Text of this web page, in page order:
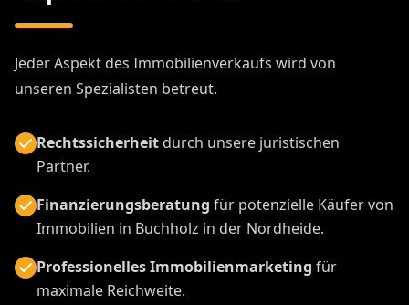
Jeder Aspekt des Immobilienverkaufs wird von
unseren Spezialisten betreut.
Rechtssicherheitdurch unsere juristischen
Partner.
Finanzierungsberatung für potenzielle Käufer von
Immobilien in Buchholz in der Nordheide.
Professionelles Immobilienmarketing für
maximale Reichweite.